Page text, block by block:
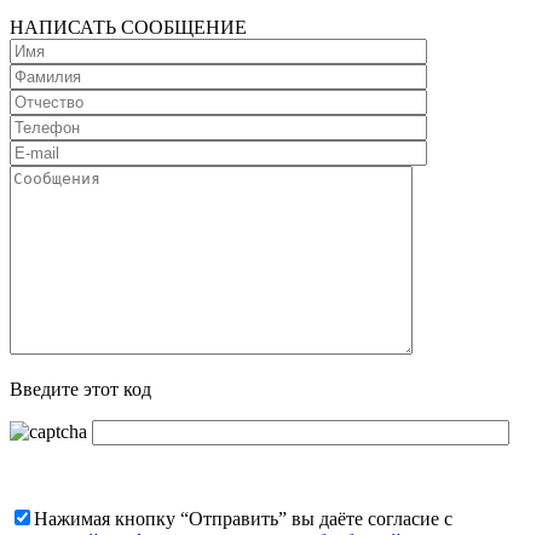
НАПИСАТЬ СООБЩЕНИЕ
Введите этот код
Нажимая кнопку “Отправить” вы даёте согласие с